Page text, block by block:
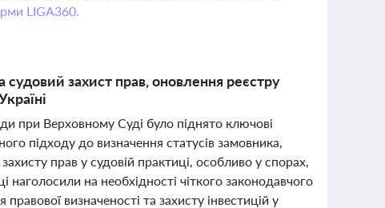
LIGA360.
захист прав, оновлення реєстру
при Верховному Суді було піднято ключові
підходу до визначення статусів замовника,
прав у судовій практиці, особливо у спорах,
наголосили на необхідності чіткого законодавчого
визначеності та захисту інвестицій у